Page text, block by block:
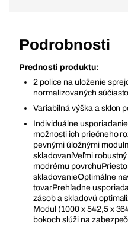
Podrobnosti
Prednosti produktu:
2 police na uloženie
normalizovaných
Variabilná výška a sklon
Individuálne
možnosti ich priečneho
pevnými úložnými
skladovaníVeľmi
modrému
skladovanieOptimálne
tovarPrehľadne
zásob a skladovú
Modul (1000 x 542,5 x
bokoch slúži na